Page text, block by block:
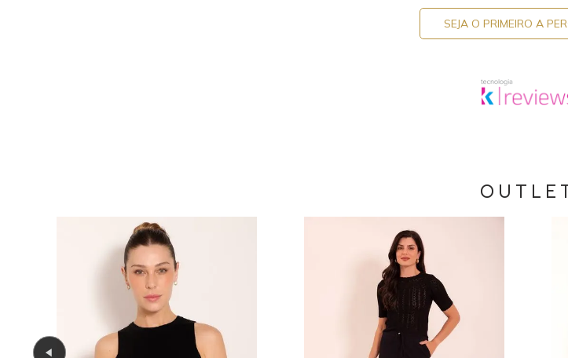
SEJA O PRIMEIRO A